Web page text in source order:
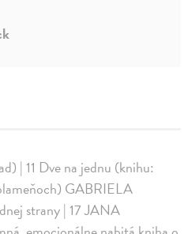
| 11 Dve na jednu (knihu:
GABRIELA
strany | 17 JANA